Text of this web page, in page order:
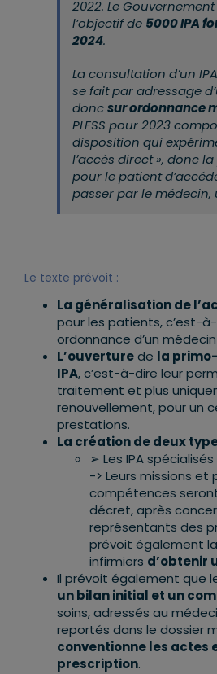
2022. Le
l’objectif de 5000 IPA
2024.
La consultation d’un
se fait par adressage
doncsur ordonnance
PLFSS pour 2023
disposition qui
l’accès direct », donc
pour le patient
passer par le médecin,
Le texte prévoit :
La généralisation de
pour les patients, c’est-
ordonnance d’un
L’ouverturede la
IPA, c’est-à-dire leur
traitement et plus
renouvellement, pour un
prestations.
La création de deux
➢ Les IPA
-> Leurs missions et
compétences
décret, après
représentants des
prévoit également
infirmiers d’obtenir
Il prévoit également que
un bilan initial et un
soins, adressés au
reportés dans le dossier
conventionne les actes
prescription.